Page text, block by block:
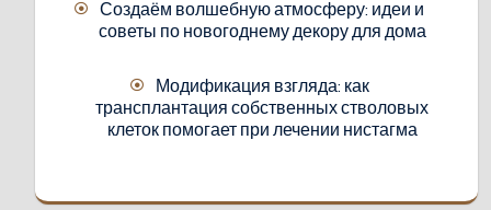
Создаём волшебную атмосферу: идеи и
советы по новогоднему декору для дома
Модификация взгляда: как
трансплантация собственных стволовых
клеток помогает при лечении нистагма